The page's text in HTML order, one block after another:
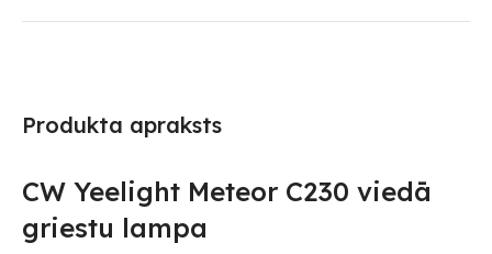
Produkta apraksts
CW Yeelight Meteor C230 viedā
griestu lampa